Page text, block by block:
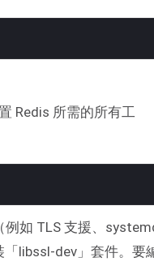
Redis 所需的所有工
例如 TLS 支援、
「libssl-dev」套件。要